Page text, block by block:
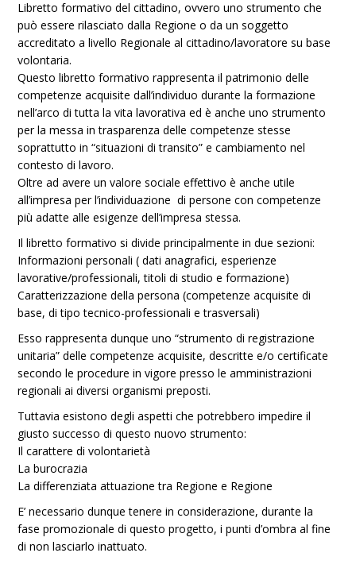
Libretto formativo del cittadino, ovvero uno strumento che
può essere rilasciato dalla Regione o da un soggetto
accreditato a livello Regionale al cittadino/lavoratore su base
volontaria.
Questo libretto formativo rappresenta il patrimonio delle
competenze acquisite dall’individuo durante la formazione
nell’arco di tutta la vita lavorativa ed è anche uno strumento
per la messa in trasparenza delle competenze stesse
soprattutto in “situazioni di transito” e cambiamento nel
contesto di lavoro.
Oltre ad avere un valore sociale effettivo è anche utile
all’impresa per l’individuazione di persone con competenze
più adatte alle esigenze dell’impresa stessa.
Il libretto formativo si divide principalmente in due sezioni:
Informazioni personali ( dati anagrafici, esperienze
lavorative/professionali, titoli di studio e formazione)
Caratterizzazione della persona (competenze acquisite di
base, di tipo tecnico-professionali e trasversali)
Esso rappresenta dunque uno “strumento di registrazione
unitaria” delle competenze acquisite, descritte e/o certificate
secondo le procedure in vigore presso le amministrazioni
regionali ai diversi organismi preposti.
Tuttavia esistono degli aspetti che potrebbero impedire il
giusto successo di questo nuovo strumento:
Il carattere di volontarietà
La burocrazia
La differenziata attuazione tra Regione e Regione
E’ necessario dunque tenere in considerazione, durante la
fase promozionale di questo progetto, i punti d’ombra al fine
di non lasciarlo inattuato.